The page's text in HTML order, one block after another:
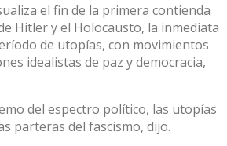
el fin de la primera contienda
Hitler y el Holocausto, la inmediata
de utopías, con movimientos
idealistas de paz y democracia,
del espectro político, las utopías
parteras del fascismo, dijo.